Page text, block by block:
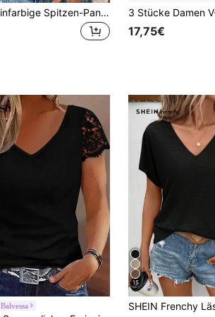
Damen Einfarbige Spitzen-Panel V-Ausschnitt Blumen Blüten Kurzarm Casual Bluse Schwarz Sommer
17,75€
Balvessa
15